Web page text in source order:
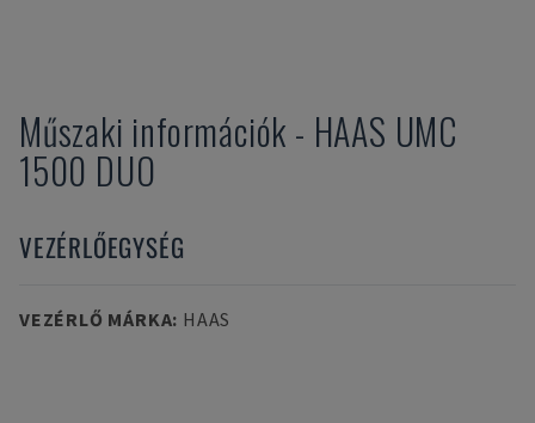
Műszaki információk - HAAS UMC
1500 DUO
VEZÉRLŐEGYSÉG
VEZÉRLŐ MÁRKA: HAAS